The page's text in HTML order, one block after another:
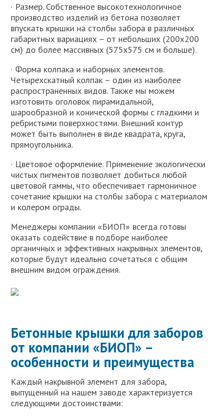
· Размер. Собственное высокотехнологичное
производство изделий из бетона позволяет
впускать крышки на столбы забора в различных
габаритных вариациях – от небольших (200х200
см) до более массивных (575х575 см и больше).
· Форма колпака и наборных элементов.
Четырехскатный колпак – один из наиболее
распространенных видов. Также мы можем
изготовить оголовок пирамидальной,
шарообразной и конической формы с гладкими и
ребристыми поверхностями. Внешний контур
может быть выполнен в виде квадрата, круга,
прямоугольника.
· Цветовое оформление. Применение экологически
чистых пигментов позволяет добиться любой
цветовой гаммы, что обеспечивает гармоничное
сочетание крышки на столбы забора с материалом
и колером ограды.
Менеджеры компании «БИОП» всегда готовы
оказать содействие в подборе наиболее
органичных и эффективных накрывных элементов,
которые будут идеально сочетаться с общим
внешним видом ограждения.
Бетонные крышки для заборов
от компании «БИОП» –
особенности и преимущества
Каждый накрывной элемент для забора,
выпущенный на нашем заводе характеризуется
следующими достоинствами: